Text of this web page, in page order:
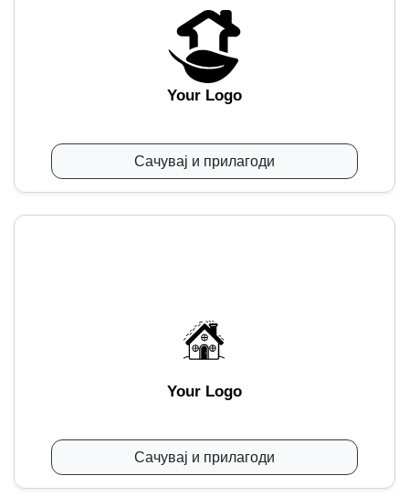
Your Logo
Сачувај и прилагоди
Your Logo
Сачувај и прилагоди